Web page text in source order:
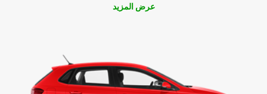
عرض المزيد